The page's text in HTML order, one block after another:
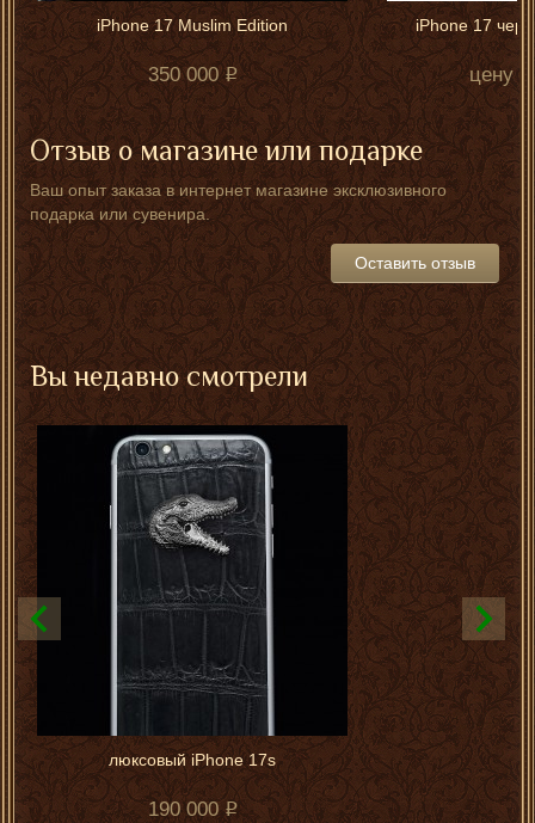
iPhone 17 Muslim Edition
350 000
iPhone 17
цену
Отзыв о магазине или подарке
Ваш опыт заказа в интернет магазине эксклюзивного
подарка или сувенира.
Оставить отзыв
Вы недавно смотрели
люксовый iPhone 17s
190 000